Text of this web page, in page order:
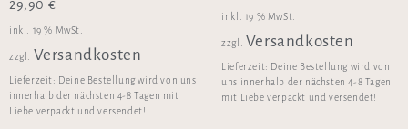
29,90 €
inkl. 19 % MwSt.
zzgl. Versandkosten
Lieferzeit: Deine Bestellung wird von uns
innerhalb der nächsten 4-8 Tagen mit
Liebe verpackt und versendet!
inkl. 19 % MwSt.
zzgl. Versandkosten
Lieferzeit: Deine Bestellung wird von
uns innerhalb der nächsten 4-8 Tagen
mit Liebe verpackt und versendet!